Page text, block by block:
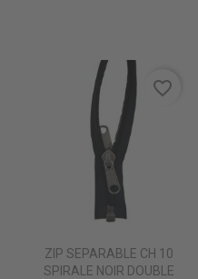
ZIP SEPARABLE CH 10
SPIRALE NOIR DOUBLE
favorite_border